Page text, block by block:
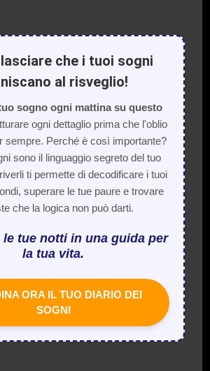
che i tuoi sogni
al risveglio!
sogno ogni mattina su questo
ogni dettaglio prima che l'oblio
sempre. Perché è così importante?
sono il linguaggio segreto del tuo
ti permette di decodificare i tuoi
superare le tue paure e trovare
che la logica non può darti.
le tue notti in una guida per
la tua vita.
ORA IL TUO DIARIO DEI
SOGNI